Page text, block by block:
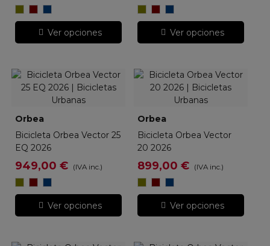
Metallic
Green
(Gloss)
Metallic
Red
(Gloss)
Moondust
(Matt)
Ver opciones
Metallic
Green
(Gloss)
Metallic
Red
(Gloss)
Moondust
(Matt)
Ver opciones
Orbea
Bicicleta Orbea Vector 25
EQ 2026
949,00 € (IVA inc.)
Metallic
Green
(Gloss)
Metallic
Red
(Gloss)
Moondust
(Matt)
Ver opciones
Orbea
Bicicleta Orbea Vector
20 2026
899,00 € (IVA inc.)
Metallic
Green
(Gloss)
Metallic
Red
(Gloss)
Moondust
(Matt)
Ver opciones